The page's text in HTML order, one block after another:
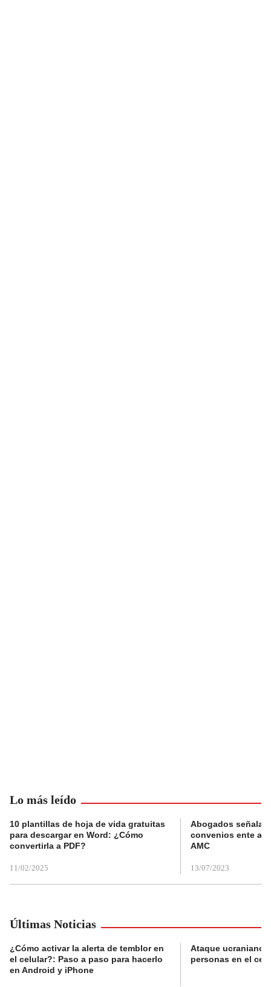
Lo más leído
10 plantillas de hoja de vida gratuitas
para descargar en Word: ¿Cómo
convertirla a PDF?
11/02/2025
Abogados
convenios ente
AMC
13/07/2023
Últimas Noticias
¿Cómo activar la alerta de temblor en
el celular?: Paso a paso para hacerlo
en Android y iPhone
Ataque ucraniano
personas en el